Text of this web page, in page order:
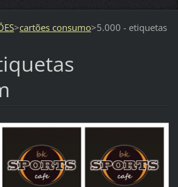
>cartões consumo>5.000 - etiquetas